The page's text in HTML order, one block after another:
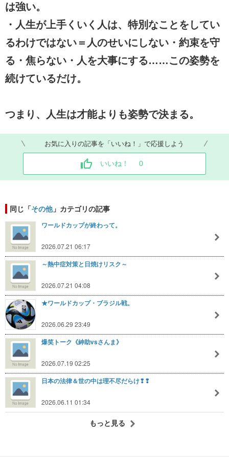
は強い。
・人生が上手くいく人は、特別なことをしてい
るわけではない＝人のせいにしない・約束を守
る・焦らない・人を大事にする……この姿勢を
続けているだけ。
つまり、人生は才能よりも姿勢で決まる。
お気に入りの記事を「いいね！」で応援しよう
いいね！ 0
同じ「その他」カテゴリの記事
ワールドカップが終わって。
2026.07.21 06:17
～熱中症対策と日焼けリスク～
2026.07.21 04:08
★ワールドカップ・ブラジル戦。
2026.06.29 23:49
爆笑トーク《紳助vsさんま》
2026.07.19 02:25
日本の法律＆世の中は理不尽だらけ❢❢
2026.06.11 01:34
もっと見る